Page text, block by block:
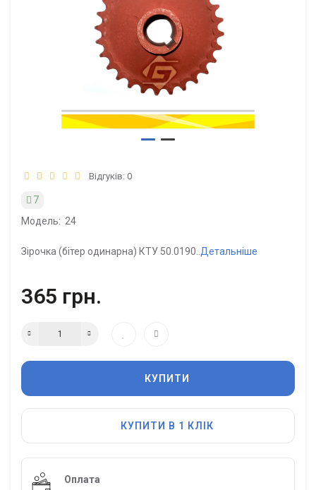
Відгуків: 0
7
Модель: 24
Зірочка (бітер одинарна) КТУ 50.0190.. Детальніше
365 грн.
КУПИТИ
КУПИТИ В 1 КЛІК
Оплата